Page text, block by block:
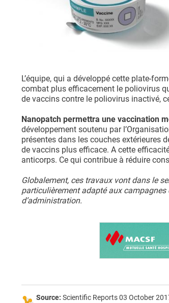
L’équipe, qui a développé cette plate-
combat plus efficacement le poliovirus
de vaccins contre le poliovirus inactivé,
Nanopatch permettra une vaccination
développement soutenu par
présentes dans les couches extérieures
de vaccins plus efficace. A cette
anticorps. Ce qui contribue à réduire
Globalement, ces travaux vont dans le
particulièrement adapté aux
d’administration.
Source: Scientific Reports 03 October